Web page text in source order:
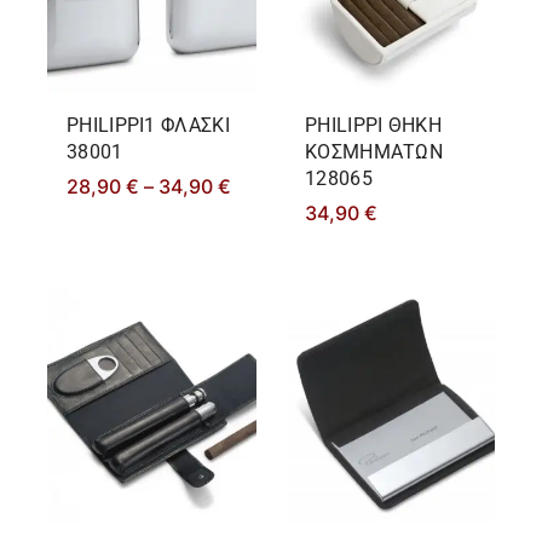
PHILIPPΙ1 ΦΛΑΣΚΙ
38001
28,90 € – 34,90 €
PHILIPPΙ ΘΗΚΗ
ΚΟΣΜΗΜΑΤΩΝ
128065
34,90 €